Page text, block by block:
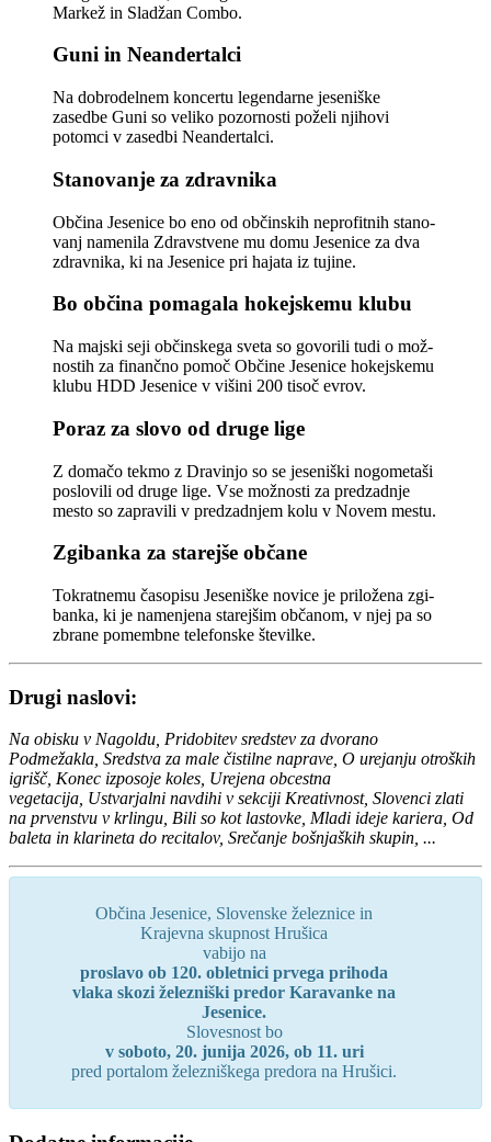
Markež in Sladžan Combo.
Guni in Neandertalci
Na dobrodelnem koncertu legendarne jeseniške
zasedbe Guni so veliko pozornosti poželi njihovi
potomci v zasedbi Neandertalci.
Stanovanje za zdravnika
Občina Jesenice bo eno od občinskih neprofitnih stano­
vanj namenila Zdravstvene­ mu domu Jesenice za dva
zdravnika, ki na Jesenice pri­ hajata iz tujine.
Bo občina pomagala hokejskemu klubu
Na majski seji občinskega sveta so govorili tudi o mož­
nostih za finančno pomoč Občine Jesenice hokejskemu
klubu HDD Jesenice v višini 200 tisoč evrov.
Poraz za slovo od druge lige
Z domačo tekmo z Dravinjo so se jeseniški nogometaši
poslovili od druge lige. Vse možnosti za predzadnje
mesto so zapravili v predzad­njem kolu v Novem mestu.
Zgibanka za starejše občane
Tokratnemu časopisu Jese­niške novice je priložena zgi­
banka, ki je namenjena sta­rejšim občanom, v njej pa so
zbrane pomembne telefon­ske številke.
Drugi naslovi:
Na obisku v Nagoldu, Pridobitev sredstev za dvorano
Podmežakla, Sredstva za male čistilne naprave, O urejanju otroških
igrišč, Konec izposoje koles, Urejena obcestna
vegetacija, Ustvarjalni navdihi v sekciji Kreativnost, Slovenci zlati
na prvenstvu v krlingu, Bili so kot lastovke, Mladi ideje kariera, Od
baleta in klarineta do recitalov, Srečanje bošnjaških skupin, ...
Občina Jesenice, Slovenske železnice in
Krajevna skupnost Hrušica
vabijo na
proslavo ob 120. obletnici prvega prihoda
vlaka skozi železniški predor Karavanke na
Jesenice.
Slovesnost bo
v soboto, 20. junija 2026, ob 11. uri
pred portalom železniškega predora na Hrušici.